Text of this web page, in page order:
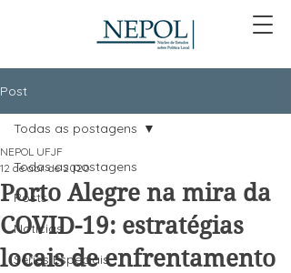
Post
Todas as postagens
Posts
Notícias
Séries Especiais
Todas as postagens
Porto Alegre na mira da
COVID-19: estratégias
locais de enfrentamento
NEPOL UFJF
12 de abr. de 2020